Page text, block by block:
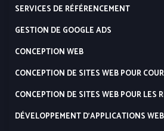
SERVICES DE RÉFÉRENCEMENT
GESTION DE GOOGLE ADS
CONCEPTION WEB
CONCEPTION DE SITES WEB POUR
CONCEPTION DE SITES WEB POUR LES
DÉVELOPPEMENT D’APPLICATIONS WEB